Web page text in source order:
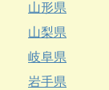
山形県
山梨県
岐阜県
岩手県